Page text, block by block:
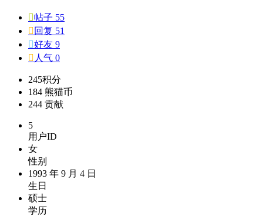
帖子 55
 回复 51
好友 9
 人气 0
245积分
184 熊猫币
244 贡献
5
用户ID
女
性别
1993 年 9 月 4 日
生日
硕士
学历